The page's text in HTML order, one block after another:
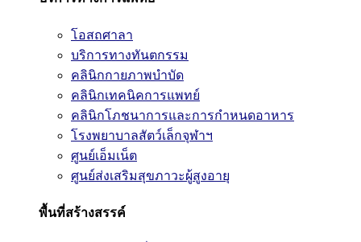
โอสถศาลา
บริการทางทันตกรรม
คลินิกกายภาพบำบัด
คลินิกเทคนิคการแพทย์
คลินิกโภชนาการและการกำหนดอาหาร
โรงพยาบาลสัตว์เล็กจุฬาฯ
ศูนย์เอ็มเน็ต
ศูนย์ส่งเสริมสุขภาวะผู้สูงอายุ
พื้นที่สร้างสรรค์